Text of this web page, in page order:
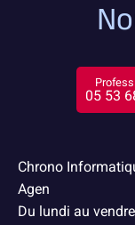
05 53
Chrono
Agen
Du lundi au